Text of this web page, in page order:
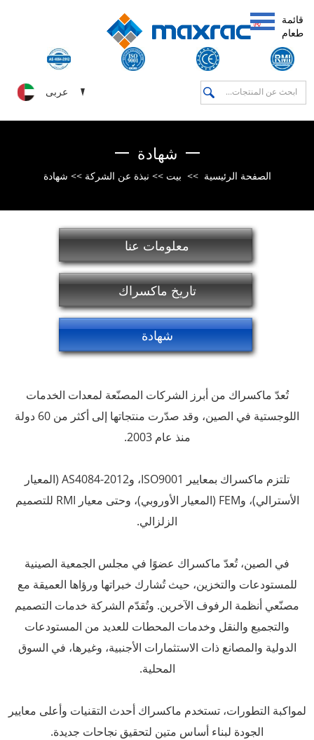
قائمة
طعام
عربى
شهادة
الصفحة الرئيسية >> بيت >> نبذة عن الشركة >> شهادة
معلومات عنا
تاريخ ماكسراك
شهادة
تُعدّ ماكسراك من أبرز الشركات المصنّعة لمعدات الخدمات
اللوجستية في الصين، وقد صدّرت منتجاتها إلى أكثر من 60 دولة
منذ عام 2003.
تلتزم ماكسراك بمعايير ISO9001، وAS4084-2012 (المعيار
الأسترالي)، وFEM (المعيار الأوروبي)، وحتى معيار RMI للتصميم
الزلزالي.
في الصين، تُعدّ ماكسراك عضوًا في مجلس الجمعية الصينية
للمستودعات والتخزين، حيث تُشارك خبراتها ورؤاها العميقة مع
مصنّعي أنظمة الرفوف الآخرين. وتُقدّم الشركة خدمات التصميم
والتجميع والنقل وخدمات المحطات للعديد من المستودعات
الدولية والمصانع ذات الاستثمارات الأجنبية، وغيرها، في السوق
المحلية.
لمواكبة التطورات، تستخدم ماكسراك أحدث التقنيات وأعلى معايير
الجودة لبناء أساس متين لتحقيق نجاحات جديدة.